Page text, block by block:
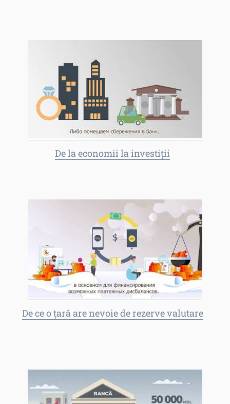
De la economii la investiții
De ce o țară are nevoie de rezerve valutare